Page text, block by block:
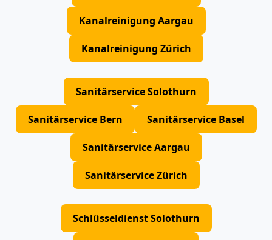
Kanalreinigung Aargau
Kanalreinigung Zürich
Sanitärservice Solothurn
Sanitärservice Bern Sanitärservice Basel
Sanitärservice Aargau
Sanitärservice Zürich
Schlüsseldienst Solothurn